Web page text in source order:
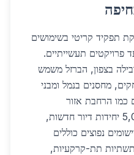
תפקיד קריטי בשימושים
פרויקטים תעשייתיים.
בצפון, הברזל משמש
מחסנים בנמל ומבני
כמו הרחבת אזור
התעשייה המזרחי והקמת 5,000 יחידות דיור חדשות,
לברזל עלה ב-22%. יישומים נפוצים כוללים
תת-קרקעיות,